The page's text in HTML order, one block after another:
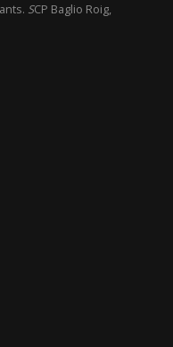
SCP Baglio Roig,